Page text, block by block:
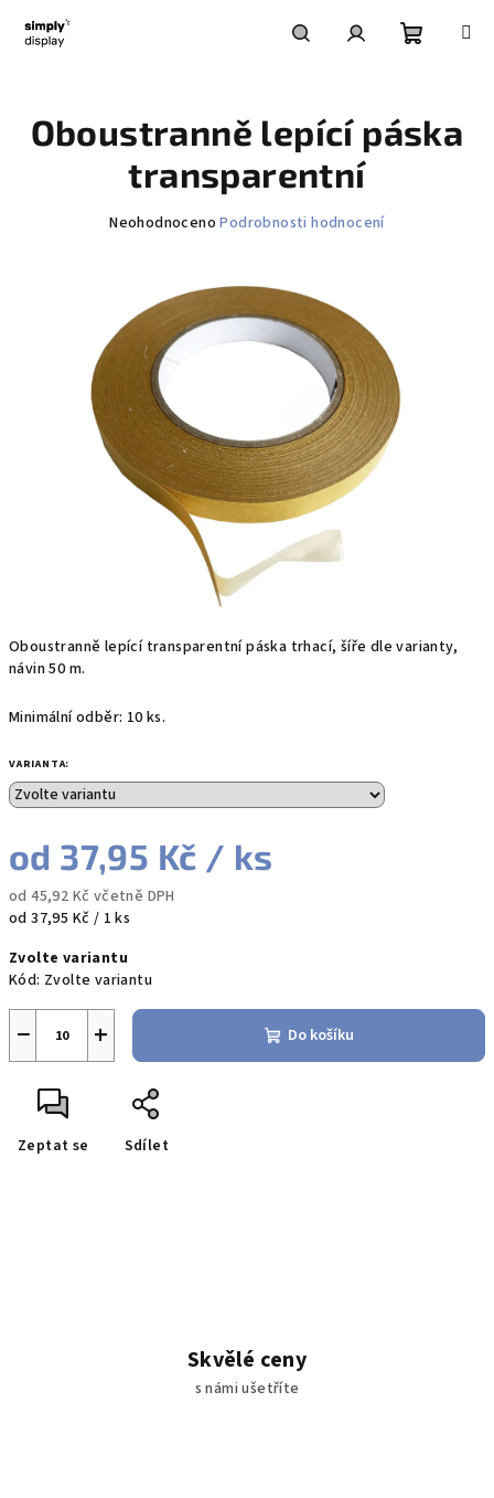
košík
Oboustranně lepící transparentní páska trhací, šíře dle varianty,
návin 50 m.
Minimální odběr: 10 ks.
VARIANTA:
od 37,95 Kč / ks
od45,92 Kč včetně DPH
Měrná
od 37,95 Kč / 1 ks
Zvolte variantu
Kód: Zvolte variantu
+
− Do košíku
Zeptat se Sdílet
Oboustranně lepící páska
transparentní
Průměrné
z
hvězdiček.
Neohodnoceno Podrobnosti hodnocení
Skvělé ceny
s námi ušetříte